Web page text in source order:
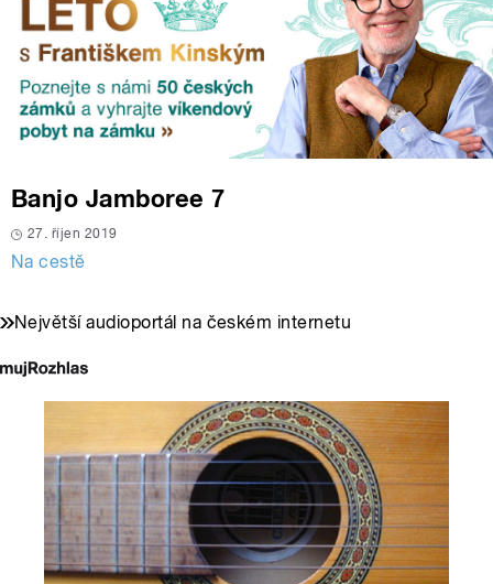
Banjo Jamboree 7
27. říjen 2019
Na cestě
Největší audioportál na českém internetu